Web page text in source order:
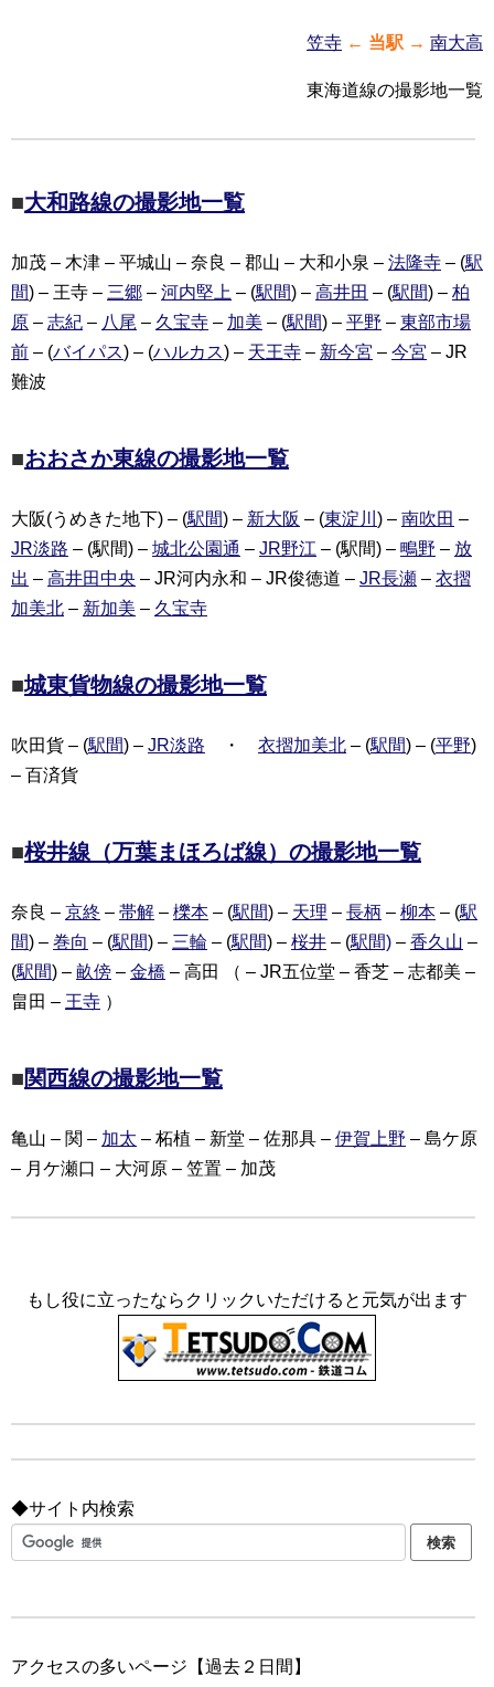
笠寺 ← 当駅 → 南大高
東海道線の撮影地一覧
■大和路線の撮影地一覧
加茂 – 木津 – 平城山 – 奈良 – 郡山 – 大和小泉 – 法隆寺 – (駅
間) – 王寺 – 三郷 – 河内堅上 – (駅間) – 高井田 – (駅間) – 柏
原 – 志紀 – 八尾 – 久宝寺 – 加美 – (駅間) – 平野 – 東部市場
前 – (バイパス) – (ハルカス) – 天王寺 – 新今宮 – 今宮 – JR
難波
■おおさか東線の撮影地一覧
大阪(うめきた地下) – (駅間) – 新大阪 – (東淀川 ) – 南吹田 –
JR淡路 – (駅間) – 城北公園通 – JR野江 – (駅間) – 鴫野 – 放
出 – 高井田中央 – JR河内永和 – JR俊徳道 – JR長瀬 – 衣摺
加美北 – 新加美 – 久宝寺
■城東貨物線の撮影地一覧
吹田貨 – (駅間) – JR淡路 ・ 衣摺加美北 – (駅間) – (平野)
– 百済貨
■桜井線（万葉まほろば線）の撮影地一覧
奈良 – 京終 – 帯解 – 櫟本 – (駅間) – 天理 – 長柄 – 柳本 – (駅
間) – 巻向 – (駅間) – 三輪 – (駅間) – 桜井 – (駅間) – 香久山 –
(駅間) – 畝傍 – 金橋 – 高田 （ – JR五位堂 – 香芝 – 志都美 –
畠田 – 王寺 ）
■関西線の撮影地一覧
亀山 – 関 – 加太 – 柘植 – 新堂 – 佐那具 – 伊賀上野 – 島ケ原
– 月ケ瀬口 – 大河原 – 笠置 – 加茂
もし役に立ったならクリックいただけると元気が出ます
◆サイト内検索
アクセスの多いページ【過去２日間】